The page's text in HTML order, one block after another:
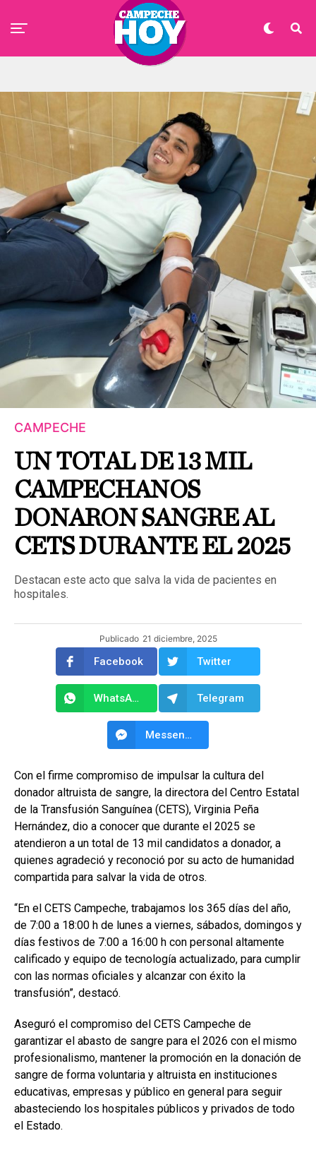
CAMPECHE
UN TOTAL DE 13 MIL
CAMPECHANOS
DONARON SANGRE AL
CETS DURANTE EL 2025
Destacan este acto que salva la vida de pacientes en
hospitales.
Publicado 21 diciembre, 2025
Facebook Twitter
WhatsApp Telegram
Messenger
Con el firme compromiso de impulsar la cultura del
donador altruista de sangre, la directora del Centro Estatal
de la Transfusión Sanguínea (CETS), Virginia Peña
Hernández, dio a conocer que durante el 2025 se
atendieron a un total de 13 mil candidatos a donador, a
quienes agradeció y reconoció por su acto de humanidad
compartida para salvar la vida de otros.
“En el CETS Campeche, trabajamos los 365 días del año,
de 7:00 a 18:00 h de lunes a viernes, sábados, domingos y
días festivos de 7:00 a 16:00 h con personal altamente
calificado y equipo de tecnología actualizado, para cumplir
con las normas oficiales y alcanzar con éxito la
transfusión”, destacó.
Aseguró el compromiso del CETS Campeche de
garantizar el abasto de sangre para el 2026 con el mismo
profesionalismo, mantener la promoción en la donación de
sangre de forma voluntaria y altruista en instituciones
educativas, empresas y público en general para seguir
abasteciendo los hospitales públicos y privados de todo
el Estado.